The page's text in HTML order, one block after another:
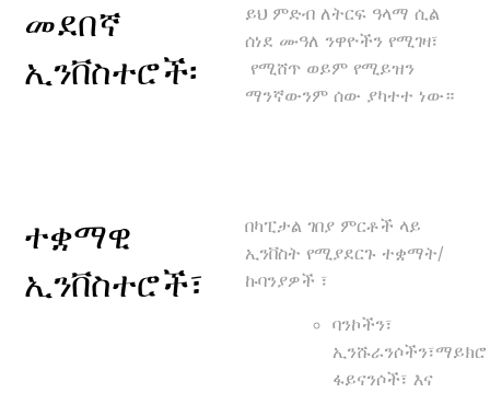
መደበኛ
ኢንቨስተሮች፡
ይህ ምድብ ለትርፍ ዓላማ ሲል
ሰነደ ሙዓለ ንዋዮችን የሚገዛ፣
የሚሸጥ ወይም የሚይዝን
ማንኛውንም ሰው ያካተተ ነው።
ተቋማዊ
ኢንቨስተሮች፣
በካፒታል ገበያ ምርቶች ላይ
ኢንቨስት የሚያደርጉ ተቋማት/
ኩባንያዎች ፣
ባንኮችን፣
ኢንሹራንሶችን፣ማይክሮ
ፋይናንሶች፣ እና